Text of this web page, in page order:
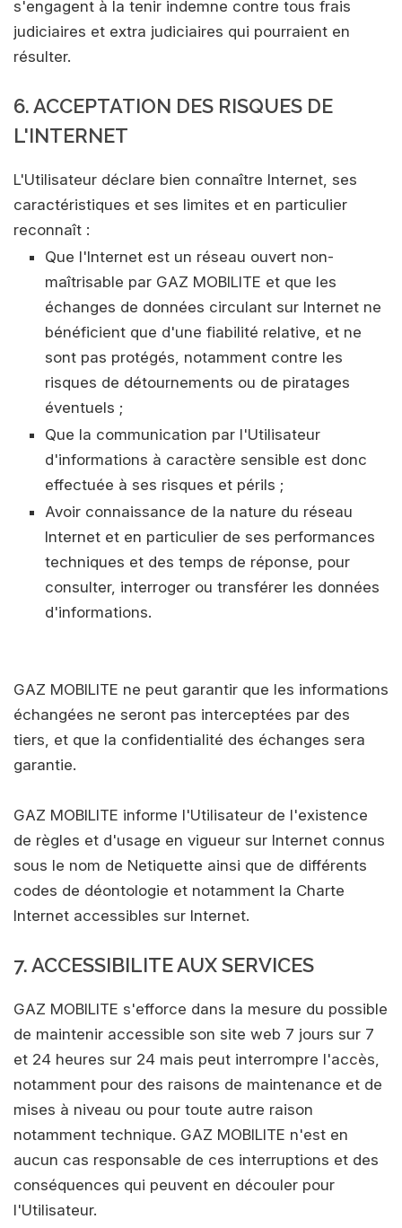
s'engagent à la tenir indemne contre tous frais
judiciaires et extra judiciaires qui pourraient en
résulter.
6. ACCEPTATION DES RISQUES DE
L'INTERNET
L'Utilisateur déclare bien connaître Internet, ses
caractéristiques et ses limites et en particulier
reconnaît :
Que l'Internet est un réseau ouvert non-
maîtrisable par GAZ MOBILITE et que les
échanges de données circulant sur Internet ne
bénéficient que d'une fiabilité relative, et ne
sont pas protégés, notamment contre les
risques de détournements ou de piratages
éventuels ;
Que la communication par l'Utilisateur
d'informations à caractère sensible est donc
effectuée à ses risques et périls ;
Avoir connaissance de la nature du réseau
Internet et en particulier de ses performances
techniques et des temps de réponse, pour
consulter, interroger ou transférer les données
d'informations.
GAZ MOBILITE ne peut garantir que les informations
échangées ne seront pas interceptées par des
tiers, et que la confidentialité des échanges sera
garantie.
GAZ MOBILITE informe l'Utilisateur de l'existence
de règles et d'usage en vigueur sur Internet connus
sous le nom de Netiquette ainsi que de différents
codes de déontologie et notamment la Charte
Internet accessibles sur Internet.
7. ACCESSIBILITE AUX SERVICES
GAZ MOBILITE s'efforce dans la mesure du possible
de maintenir accessible son site web 7 jours sur 7
et 24 heures sur 24 mais peut interrompre l'accès,
notamment pour des raisons de maintenance et de
mises à niveau ou pour toute autre raison
notamment technique. GAZ MOBILITE n'est en
aucun cas responsable de ces interruptions et des
conséquences qui peuvent en découler pour
l'Utilisateur.